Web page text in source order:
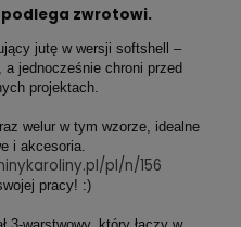
zwrotowi.
jutę w wersji softshell –
a jednocześnie chroni przed
projektach.
welur w tym wzorze, idealne
i akcesoria.
pl/n/156
pracy! :)
3-warstwowy, który łączy w